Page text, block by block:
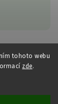
tohoto webu
zde.
vyhrazena.